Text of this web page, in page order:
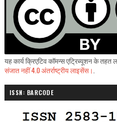
यह कार्य क्रिएटिव कॉमन्स एट्रिब्यूशन के तहत
संजात नहीं 4.0 अंतर्राष्ट्रीय लाइसेंस।
ISSN: BARCODE